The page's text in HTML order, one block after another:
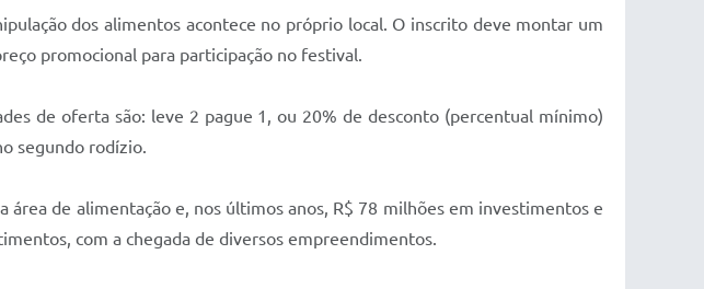
dos alimentos acontece no próprio local. O inscrito deve montar um
promocional para participação no festival.
de oferta são: leve 2 pague 1, ou 20% de desconto (percentual mínimo)
segundo rodízio.
de alimentação e, nos últimos anos, R$ 78 milhões em investimentos e
com a chegada de diversos empreendimentos.